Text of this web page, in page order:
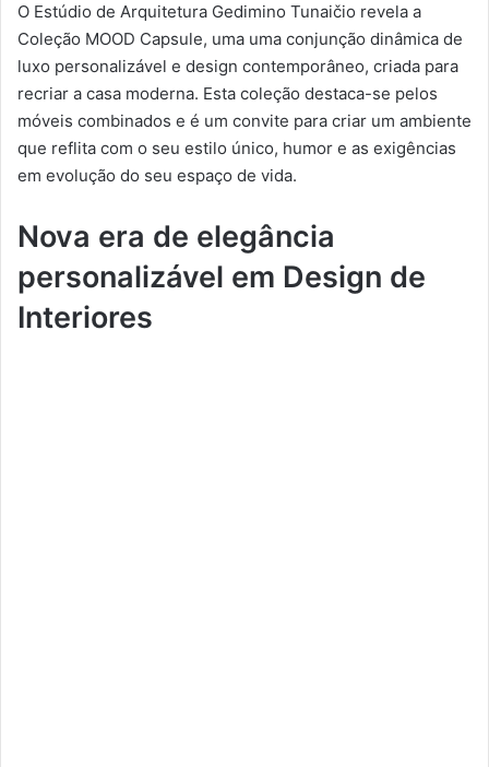
O Estúdio de Arquitetura Gedimino Tunaičio revela a
Coleção MOOD Capsule, uma uma conjunção dinâmica de
luxo personalizável e design contemporâneo, criada para
recriar a casa moderna. Esta coleção destaca-se pelos
móveis combinados e é um convite para criar um ambiente
que reflita com o seu estilo único, humor e as exigências
em evolução do seu espaço de vida.
Nova era de elegância
personalizável em Design de
Interiores